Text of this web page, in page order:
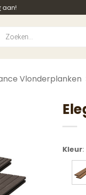
aan!
Vlonderplanken
Kleur: